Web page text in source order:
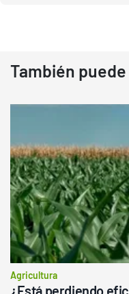
También
Agricultura
¿Está perdiendo